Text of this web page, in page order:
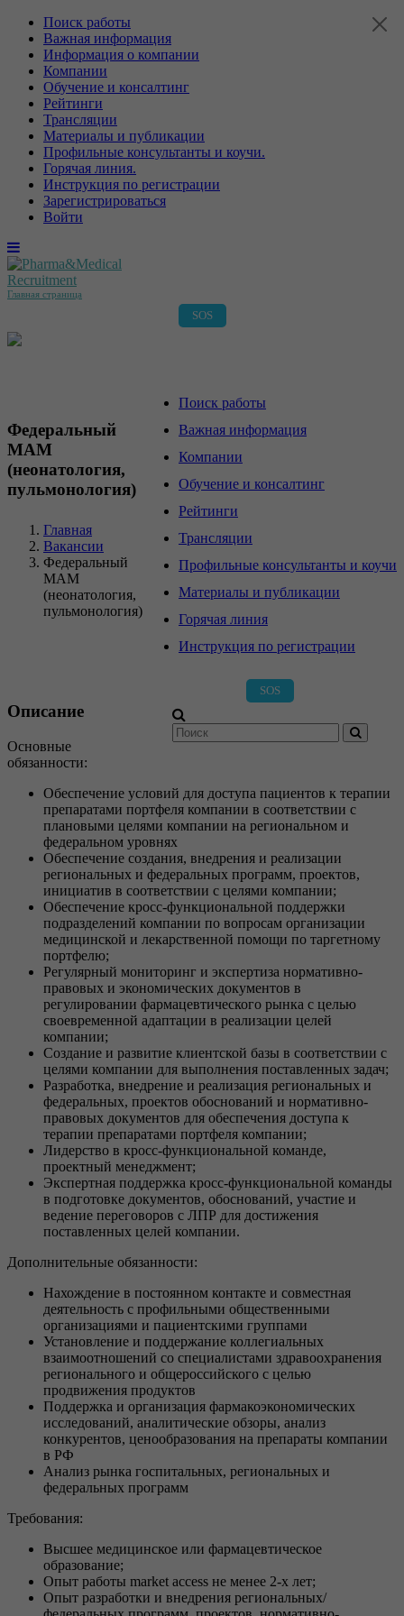
Поиск работы
Важная информация
Информация о компании
Компании
Обучение и консалтинг
Рейтинги
Трансляции
Материалы и публикации
Профильные консультанты и коучи.
Горячая линия.
Инструкция по регистрации
Зарегистрироваться
Войти
Главная страница
SOS
Поиск работы
Важная информация
Компании
Обучение и консалтинг
Рейтинги
Трансляции
Профильные консультанты и коучи
Материалы и публикации
Горячая линия
Инструкция по регистрации
SOS
Федеральный
МАМ
(неонатология,
пульмонология)
Главная
Вакансии
Федеральный
МАМ
(неонатология,
пульмонология)
Описание
Основные
обязанности:
Обеспечение условий для доступа пациентов к терапии
препаратами портфеля компании в соответствии с
плановыми целями компании на региональном и
федеральном уровнях
Обеспечение создания, внедрения и реализации
региональных и федеральных программ, проектов,
инициатив в соответствии с целями компании;
Обеспечение кросс-функциональной поддержки
подразделений компании по вопросам организации
медицинской и лекарственной помощи по таргетному
портфелю;
Регулярный мониторинг и экспертиза нормативно-
правовых и экономических документов в
регулировании фармацевтического рынка с целью
своевременной адаптации в реализации целей
компании;
Создание и развитие клиентской базы в соответствии с
целями компании для выполнения поставленных задач;
Разработка, внедрение и реализация региональных и
федеральных, проектов обоснований и нормативно-
правовых документов для обеспечения доступа к
терапии препаратами портфеля компании;
Лидерство в кросс-функциональной команде,
проектный менеджмент;
Экспертная поддержка кросс-функциональной команды
в подготовке документов, обоснований, участие и
ведение переговоров с ЛПР для достижения
поставленных целей компании.
Дополнительные обязанности:
Нахождение в постоянном контакте и совместная
деятельность с профильными общественными
организациями и пациентскими группами
Установление и поддержание коллегиальных
взаимоотношений со специалистами здравоохранения
регионального и общероссийского с целью
продвижения продуктов
Поддержка и организация фармакоэкономических
исследований, аналитические обзоры, анализ
конкурентов, ценообразования на препараты компании
в РФ
Анализ рынка госпитальных, региональных и
федеральных программ
Требования:
Высшее медицинское или фармацевтическое
образование;
Опыт работы market access не менее 2-х лет;
Опыт разработки и внедрения региональных/